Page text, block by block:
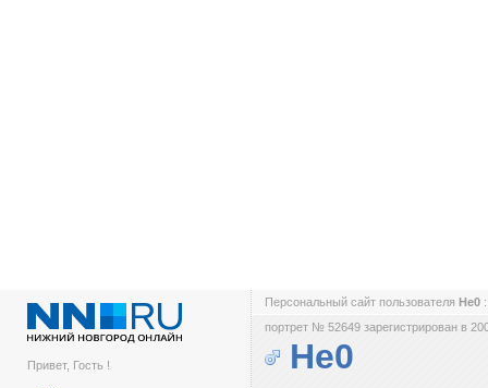
Привет, Гость !
Персональный сайт пользователя He0
портрет № 52649 зарегистрирован в
He0